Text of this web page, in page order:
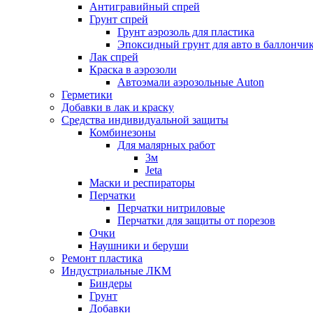
Антигравийный спрей
Грунт спрей
Грунт аэрозоль для пластика
Эпоксидный грунт для авто в
Лак спрей
Краска в аэрозоли
Автоэмали аэрозольные Auton
Герметики
Добавки в лак и краску
Средства индивидуальной защиты
Комбинезоны
Для малярных работ
3м
Jeta
Маски и респираторы
Перчатки
Перчатки нитриловые
Перчатки для защиты от порезов
Очки
Наушники и беруши
Ремонт пластика
Индустриальные ЛКМ
Биндеры
Грунт
Добавки